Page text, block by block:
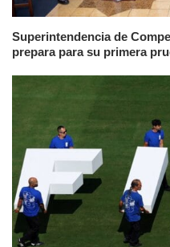
Superintendencia de
prepara para su primera